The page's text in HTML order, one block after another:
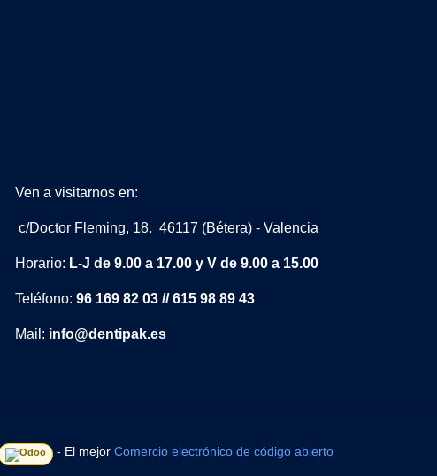
Ven a visitarnos en:
c/Doctor Fleming, 18. 46117 (Bétera) - Valencia
Horario: L-J de 9.00 a 17.00 y V de 9.00 a 15.00
Teléfono: 96 169 82 03 // 615 98 89 43
Mail: info@dentipak.es
- El mejor Comercio electrónico de código abierto